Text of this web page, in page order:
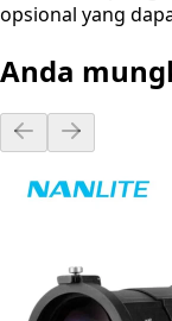
opsional yang
Anda